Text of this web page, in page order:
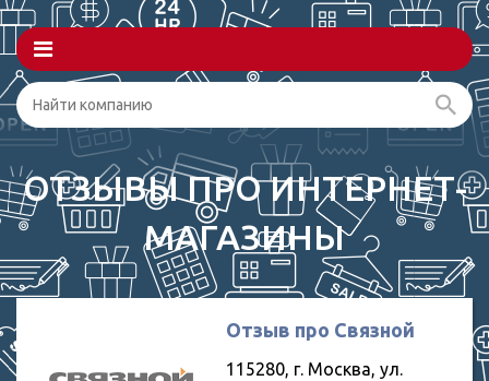
ОТЗЫВЫ ПРО ИНТЕРНЕТ-
МАГАЗИНЫ
Отзыв про Связной
115280, г. Москва, ул.